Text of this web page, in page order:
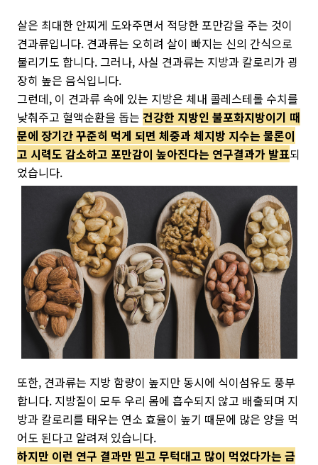
살은 최대한 안찌게 도와주면서 적당한 포만감을 주는 것이
견과류입니다. 견과류는 오히려 살이 빠지는 신의 간식으로
불리기도 합니다. 그러나, 사실 견과류는 지방과 칼로리가 굉
장히 높은 음식입니다.
그런데, 이 견과류 속에 있는 지방은 체내 콜레스테롤 수치를
낮춰주고 혈액순환을 돕는 건강한 지방인 불포화지방이기 때
문에 장기간 꾸준히 먹게 되면 체중과 체지방 지수는 물론이
고 시력도 감소하고 포만감이 높아진다는 연구결과가 발표되
었습니다.
또한, 견과류는 지방 함량이 높지만 동시에 식이섬유도 풍부
합니다. 지방질이 모두 우리 몸에 흡수되지 않고 배출되며 지
방과 칼로리를 태우는 연소 효율이 높기 때문에 많은 양을 먹
어도 된다고 알려져 있습니다.
하지만 이런 연구 결과만 믿고 무턱대고 많이 먹었다가는 금